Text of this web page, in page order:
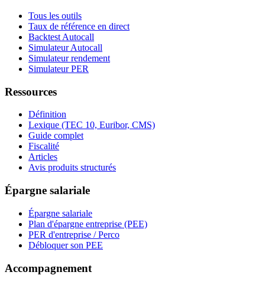
Tous les outils
Taux de référence en direct
Backtest Autocall
Simulateur Autocall
Simulateur rendement
Simulateur PER
Ressources
Définition
Lexique (TEC 10, Euribor, CMS)
Guide complet
Fiscalité
Articles
Avis produits structurés
Épargne salariale
Épargne salariale
Plan d'épargne entreprise (PEE)
PER d'entreprise / Perco
Débloquer son PEE
Accompagnement